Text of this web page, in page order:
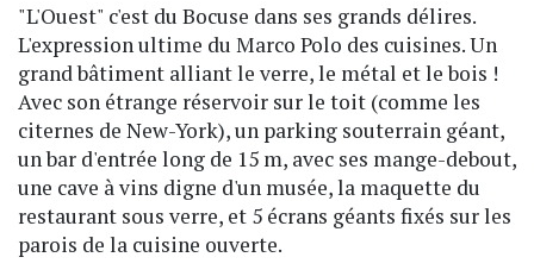
"L'Ouest" c'est du Bocuse dans ses grands délires.
L'expression ultime du Marco Polo des cuisines. Un
grand bâtiment alliant le verre, le métal et le bois !
Avec son étrange réservoir sur le toit (comme les
citernes de New-York), un parking souterrain géant,
un bar d'entrée long de 15 m, avec ses mange-debout,
une cave à vins digne d'un musée, la maquette du
restaurant sous verre, et 5 écrans géants fixés sur les
parois de la cuisine ouverte.